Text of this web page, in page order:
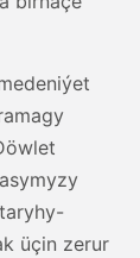
üçin zerur